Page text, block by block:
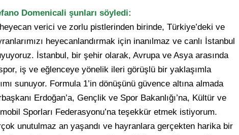
Domenicali şunları söyledi:
verici ve zorlu pistlerinden birinde, Türkiye’deki ve
heyecanlandırmak için inanılmaz ve canlı İstanbul
İstanbul, bir şehir olarak, Avrupa ve Asya arasında
iş ve eğlenceye yönelik ileri görüşlü bir yaklaşımla
sunuyor. Formula 1’in dönüşünü güvence altına almada
Erdoğan’a, Gençlik ve Spor Bakanlığı’na, Kültür ve
Sporları Federasyonu’na teşekkür etmek istiyorum.
unutulmaz an yaşandı ve hayranlara gerçekten harika bir